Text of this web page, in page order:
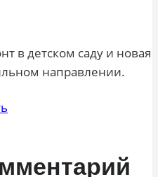
в детском саду и новая
направлении.